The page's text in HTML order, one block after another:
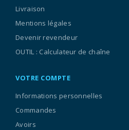
Livraison
Mentions légales
Devenir revendeur
OUTIL : Calculateur de chaîne
VOTRE COMPTE
Informations personnelles
Commandes
Avoirs